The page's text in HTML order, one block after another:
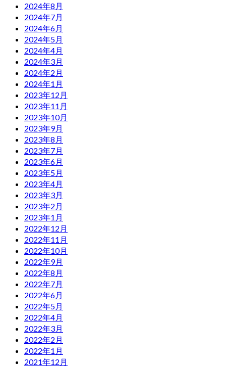
2024年8月
2024年7月
2024年6月
2024年5月
2024年4月
2024年3月
2024年2月
2024年1月
2023年12月
2023年11月
2023年10月
2023年9月
2023年8月
2023年7月
2023年6月
2023年5月
2023年4月
2023年3月
2023年2月
2023年1月
2022年12月
2022年11月
2022年10月
2022年9月
2022年8月
2022年7月
2022年6月
2022年5月
2022年4月
2022年3月
2022年2月
2022年1月
2021年12月